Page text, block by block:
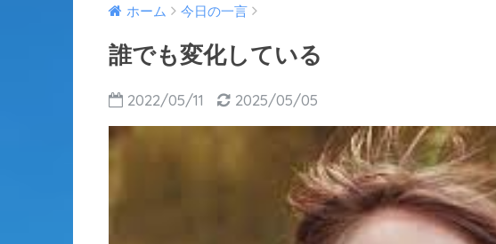
ホーム 今日の一言
誰でも変化している
2022/05/11 2025/05/05